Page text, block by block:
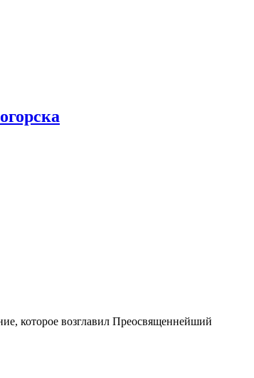
которое возглавил Преосвященнейший